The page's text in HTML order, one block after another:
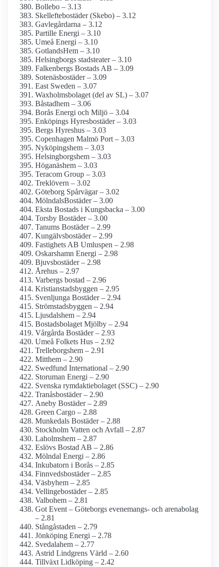
Bollebo – 3.13
Skelleftebostäder (Skebo) – 3.12
Gavlegårdarna – 3.12
Partille Energi – 3.10
Umeå Energi – 3.10
GotlandsHem – 3.10
Helsingborgs stadsteater – 3.10
Falkenbergs Bostads AB – 3.09
Sotenäsbostäder – 3.09
East Sweden – 3.07
Waxholms­bolaget (del av SL) – 3.07
Båstadhem – 3.06
Borås Energi och Miljö – 3.04
Enköpings Hyresbostäder – 3.03
Bergs Hyreshus – 3.03
Copenhagen Malmö Port – 3.03
Nyköpingshem – 3.03
Helsingborgshem – 3.03
Höganäshem – 3.03
Teracom Group – 3.03
Treklövern – 3.02
Göteborg Spårvägar – 3.02
MölndalsBostäder – 3.00
Eksta Bostads i Kungsbacka – 3.00
Torsby Bostäder – 3.00
Tanums Bostäder – 2.99
Kungälvsbostäder – 2.99
Fastighets AB Umluspen – 2.98
Oskarshamn Energi – 2.98
Bjuvsbostäder – 2.98
Årehus – 2.97
Varbergs bostad – 2.96
Kristianstadsbyggen – 2.95
Svenljunga Bostäder – 2.94
Strömstadsbyggen – 2.94
Ljusdalshem – 2.94
Bostadsbolaget Mjölby – 2.94
Vårgårda Bostäder – 2.93
Umeå Folkets Hus – 2.92
Trelleborgshem – 2.91
Mitthem – 2.90
Swedfund International – 2.90
Storuman Energi – 2.90
Svenska rymdaktie­bolaget (SSC) – 2.90
Tranåsbostäder – 2.90
Aneby Bostäder – 2.89
Green Cargo – 2.88
Munkedals Bostäder – 2.88
Stockholm Vatten och Avfall – 2.87
Laholmshem – 2.87
Eslövs Bostad AB – 2.86
Mölndal Energi – 2.86
Inkubatorn i Borås – 2.85
Finnvedsbostäder – 2.85
Väsbyhem – 2.85
Vellingebostäder – 2.85
Valbohem – 2.81
Got Event – Göteborgs evenemangs- och arenabolag
– 2.81
Stångåstaden – 2.79
Jönköping Energi – 2.78
Svedalahem – 2.77
Astrid Lindgrens Värld – 2.60
Tillväxt Lidköping – 2.42